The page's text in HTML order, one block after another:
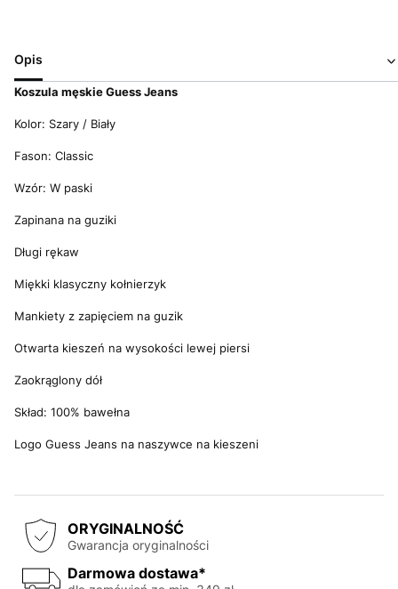
Opis
Koszula męskie Guess Jeans
Kolor: Szary / Biały
Fason: Classic
Wzór: W paski
Zapinana na guziki
Długi rękaw
Miękki klasyczny kołnierzyk
Mankiety z zapięciem na guzik
Otwarta kieszeń na wysokości lewej piersi
Zaokrąglony dół
Skład: 100% bawełna
Logo Guess Jeans na naszywce na kieszeni
ORYGINALNOŚĆ
Gwarancja oryginalności
Darmowa dostawa*